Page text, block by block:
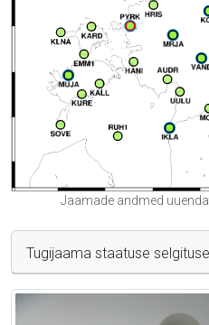
Jaamade andmed
Tugijaama staatuse